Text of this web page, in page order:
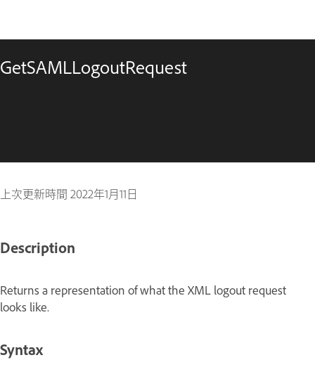
GetSAMLLogoutRequest
上次更新時間 2022年1月11日
Description
Returns a representation of what the XML logout request
looks like.
Syntax